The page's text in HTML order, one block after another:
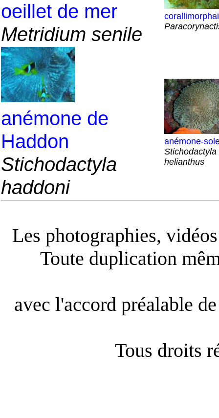
oeillet de mer
Metridium senile
anémone de
Haddon
Stichodactyla
haddoni
anémone-
Stichodactyla
helianthus
Les photographies,
Toute duplication
avec l'accord préalable
Tous droits